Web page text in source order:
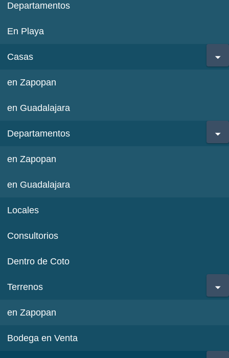
Departamentos
En Playa
Casas
en Zapopan
en Guadalajara
Departamentos
en Zapopan
en Guadalajara
Locales
Consultorios
Dentro de Coto
Terrenos
en Zapopan
Bodega en Venta